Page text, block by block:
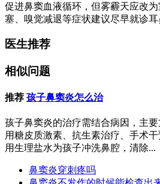
促进鼻窦血液循环，但雾霾天应改
塞、嗅觉减退等症状建议尽早就诊耳
医生推荐
相似问题
推荐 孩子鼻窦炎怎么治
孩子鼻窦炎的治疗需结合病因，主
用糖皮质激素、抗生素治疗、手术
用生理盐水为孩子冲洗鼻腔，清除...
鼻窦炎穿刺疼吗